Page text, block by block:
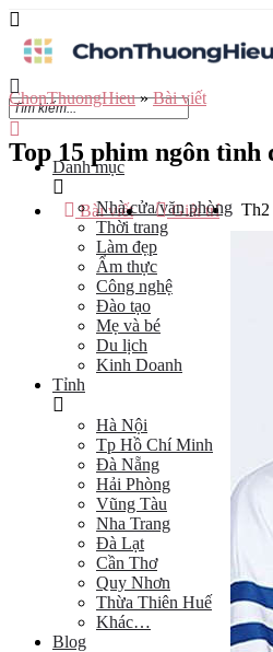
Danh mục
Nhà cửa/văn phòng
Thời trang
Làm đẹp
Ẩm thực
Công nghệ
Đào tạo
Mẹ và bé
Du lịch
Kinh Doanh
Tỉnh
Hà Nội
Tp Hồ Chí Minh
Đà Nẵng
Hải Phòng
Vũng Tàu
Nha Trang
Đà Lạt
Cần Thơ
Quy Nhơn
Thừa Thiên Huế
Khác…
Blog
ChonThuongHieu»Bài viết
Top 15 phim ngôn tình
Bài viết Giải trí Th2